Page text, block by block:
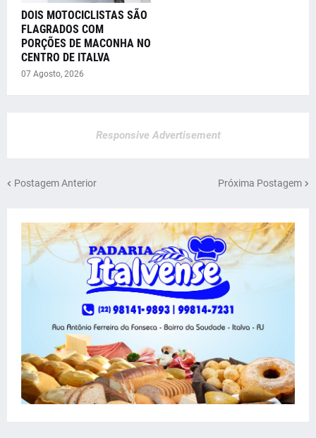
DOIS MOTOCICLISTAS SÃO
FLAGRADOS COM
PORÇÕES DE MACONHA NO
CENTRO DE ITALVA
07 Agosto, 2026
Responsive Advertisement
Postagem Anterior Próxima Postagem